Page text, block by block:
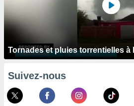
Tornades et pluies torrentielles à
Suivez-nous